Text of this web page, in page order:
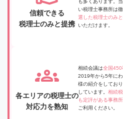
信頼できる
税理士のみと提携
も多くあります。
い税理士事務所は徹
選した税理士のみ
いただけます。
各エリアの税理士の
対応力を熟知
相続会議は全国450
2019年から5年に
様の紹介をしており
しています。 相続
も定評がある事務
ご利用ください。